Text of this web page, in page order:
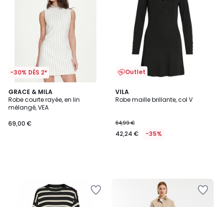
-30% DÈS 2*
GRACE & MILA
Robe courte rayée, en lin
mélangé, VEA
69,00 €
Outlet
VILA
Robe maille brillante, col V
64,99 €
42,24 € -35%